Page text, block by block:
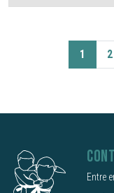
1 2
Entre